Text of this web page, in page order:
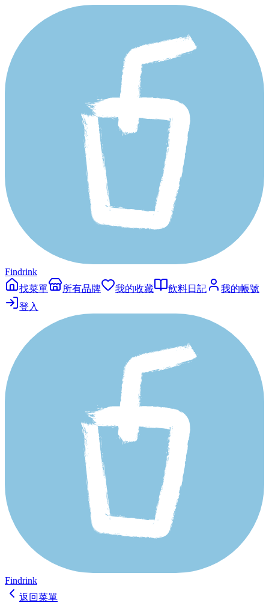
Findrink
找菜單
所有品牌 我的收藏 飲料日記
我的帳號
登入
Findrink
返回菜單